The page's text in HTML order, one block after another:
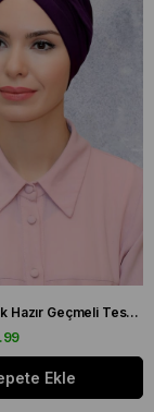
Mürdüm Pratik Hazır Geçmeli Tesettür Bone Fukuro Sandy Kumaş Büzgülü 1831_07
Ekle